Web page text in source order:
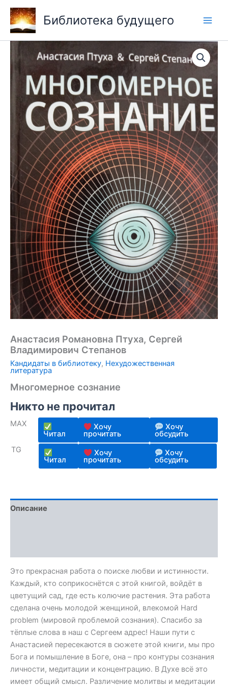
Перейти
содержимому
Библиотека будущего
Анастасия Романовна Птуха, Сергей
Владимирович Степанов
Кандидаты в библиотеку, Нехудожественная
литература
Многомерное сознание
Никто не прочитал
MAX
Читал
Хочу
прочитать
Хочу
обсудить
TG
Читал
Хочу
прочитать
Хочу
обсудить
Описание
Это прекрасная работа о поиске любви и истинности.
Каждый, кто соприкоснётся с этой книгой, войдёт в
цветущий сад, где есть колючие растения. Эта работа
сделана очень молодой женщиной, влекомой Hard
problem (мировой проблемой сознания). Спасибо за
тёплые слова в наш с Сергеем адрес! Наши пути с
Анастасией пересекаются в сюжете этой книги, мы про
Бога и помышление в Боге, она – про контуры сознания
личности, медитации и концентрацию. В Духе всё это
имеет общий смысл. Различение молитвы и медитации